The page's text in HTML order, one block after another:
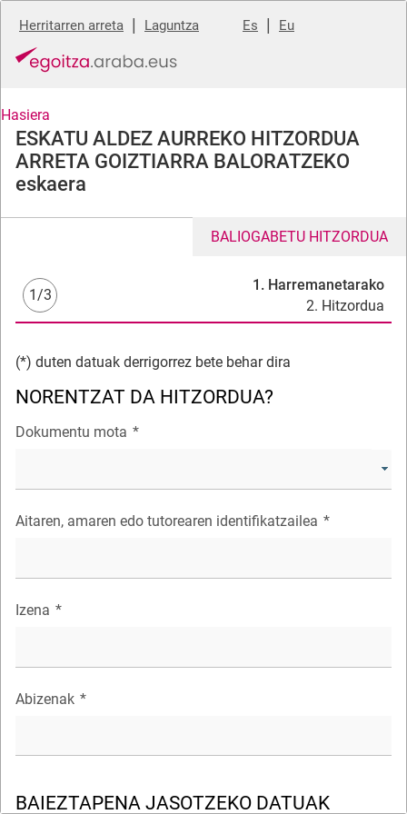
Herritarren arreta Laguntza Es Eu
Hasiera
ESKATU ALDEZ AURREKO HITZORDUA
ARRETA GOIZTIARRA BALORATZEKO
eskaera
BALIOGABETU HITZORDUA
1/3
1. Harremanetarako
2. Hitzordua
(*) duten datuak derrigorrez bete behar dira
NORENTZAT DA HITZORDUA?
Dokumentu mota *
Aitaren, amaren edo tutorearen identifikatzailea *
Izena *
Abizenak *
BAIEZTAPENA JASOTZEKO DATUAK